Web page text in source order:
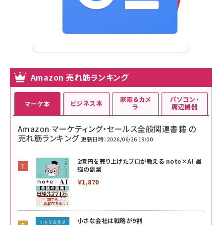
Amazon 売れ筋ランキング
マーケ本
Amazon マーケティング・セールス全般関連書籍 の
売れ筋ランキング 更新日時：2026/06/26 19:00
2億円を売り上げたプロが教える note×AI 最
強の副業
￥1,870
小さな会社は戦略が9割
ビジネス本 家電＆カメ
ラ
パソコン・
周辺機器